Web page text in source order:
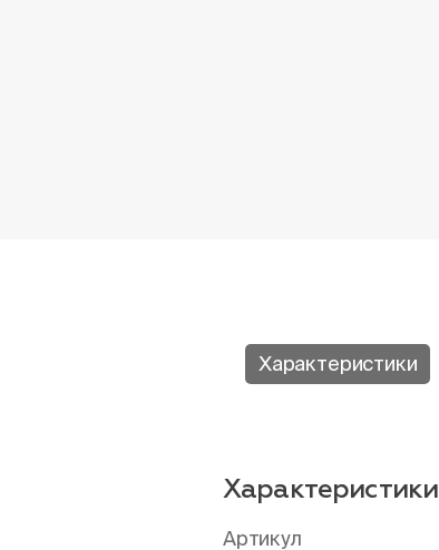
Характеристики
Характеристики
Артикул